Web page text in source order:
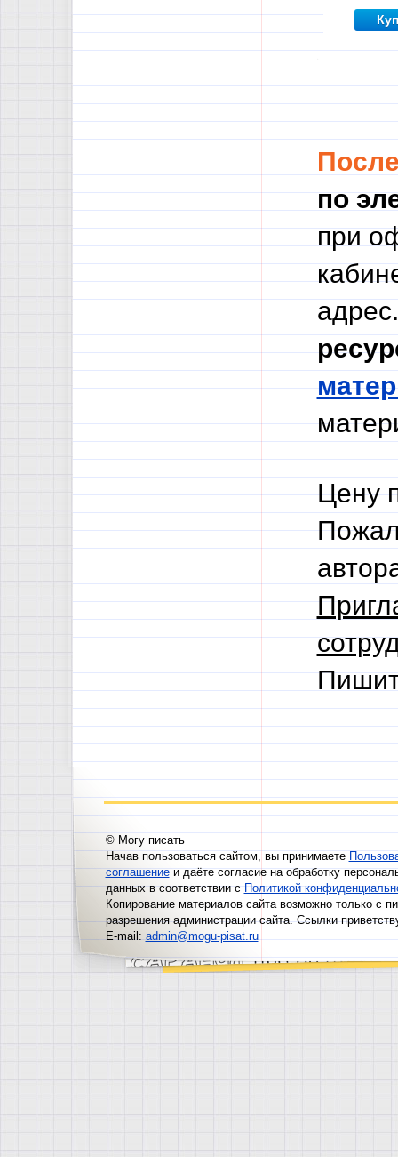
по
при
Цену
© Могу писать
Начав пользоваться сайтом, вы принимаете
соглашениеи даёте согласие на обработку
данных в соответствии сПолитикой
Копирование материалов сайта возможно только с
разрешения администрации сайта. Ссылки
E-mail:admin@mogu-pisat.ru